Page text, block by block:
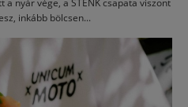
inkább bölcsen...